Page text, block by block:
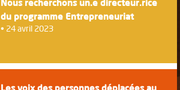
Nous recherchons un.e directeur.rice
du programme Entrepreneuriat
24 avril 2023
Les voix des personnes déplacées au